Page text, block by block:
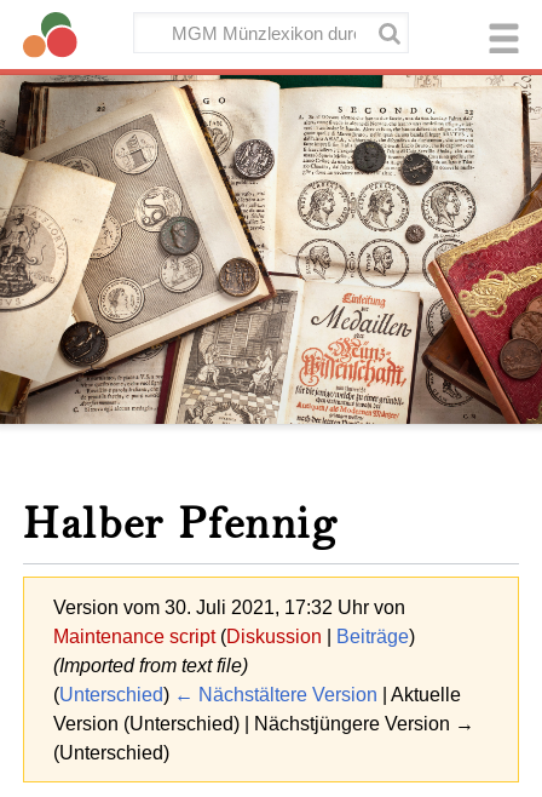
Halber Pfennig
Version vom 30. Juli 2021, 17:32 Uhr von
Maintenance script (Diskussion | Beiträge)
(Imported from text file)
(Unterschied) ← Nächstältere Version | Aktuelle
Version (Unterschied) | Nächstjüngere Version →
(Unterschied)